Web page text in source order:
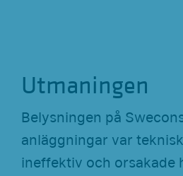
Utmaningen
Belysningen på
anläggningar var
ineffektiv och orsakade